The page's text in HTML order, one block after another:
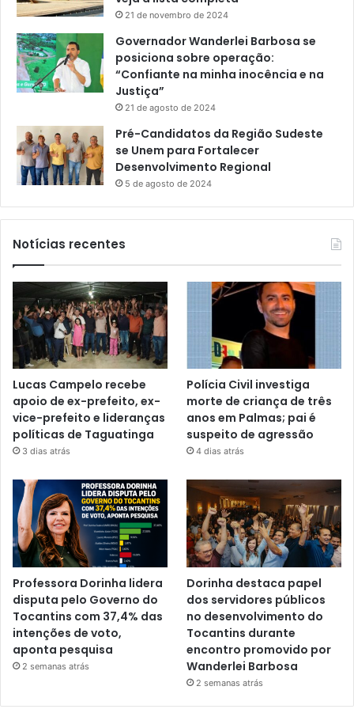
21 de novembro de 2024
Governador Wanderlei Barbosa se
posiciona sobre operação:
“Confiante na minha inocência e na
Justiça”
21 de agosto de 2024
Pré-Candidatos da Região Sudeste
se Unem para Fortalecer
Desenvolvimento Regional
5 de agosto de 2024
Notícias recentes
Lucas Campelo recebe
apoio de ex-prefeito, ex-
vice-prefeito e lideranças
políticas de Taguatinga
3 dias atrás
Polícia Civil investiga
morte de criança de três
anos em Palmas; pai é
suspeito de agressão
4 dias atrás
Professora Dorinha lidera
disputa pelo Governo do
Tocantins com 37,4% das
intenções de voto,
aponta pesquisa
2 semanas atrás
Dorinha destaca papel
dos servidores públicos
no desenvolvimento do
Tocantins durante
encontro promovido por
Wanderlei Barbosa
2 semanas atrás